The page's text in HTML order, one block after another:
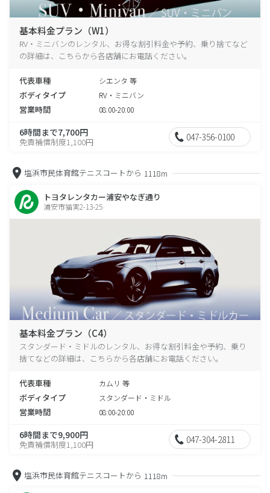
基本料金プラン（W1）
RV・ミニバンのレンタル、お得な割引料金や予約、乗り捨てなど
の詳細は、こちらから各店舗にお電話ください。
代表車種 シエンタ 等
ボディタイプ RV・ミニバン
営業時間 08:00-20:00
6時間まで7,700円
免責補償制度1,100円 047-356-0100
塩浜市民体育館テニスコートから 1118m
トヨタレンタカー浦安やなぎ通り
浦安市猫実2-13-25
基本料金プラン（C4）
スタンダード・ミドルのレンタル、お得な割引料金や予約、乗り
捨てなどの詳細は、こちらから各店舗にお電話ください。
代表車種 カムリ 等
ボディタイプ スタンダード・ミドル
営業時間 08:00-20:00
6時間まで9,900円
免責補償制度1,100円 047-304-2811
塩浜市民体育館テニスコートから 1118m